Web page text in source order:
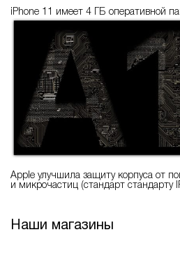
iPhone 11 имеет 4 ГБ оперативной
Apple улучшила защиту корпуса от
и микрочастиц (стандарт стандарту
Наши магазины